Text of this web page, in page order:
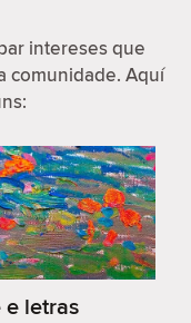
intereses que
comunidade. Aquí
e letras